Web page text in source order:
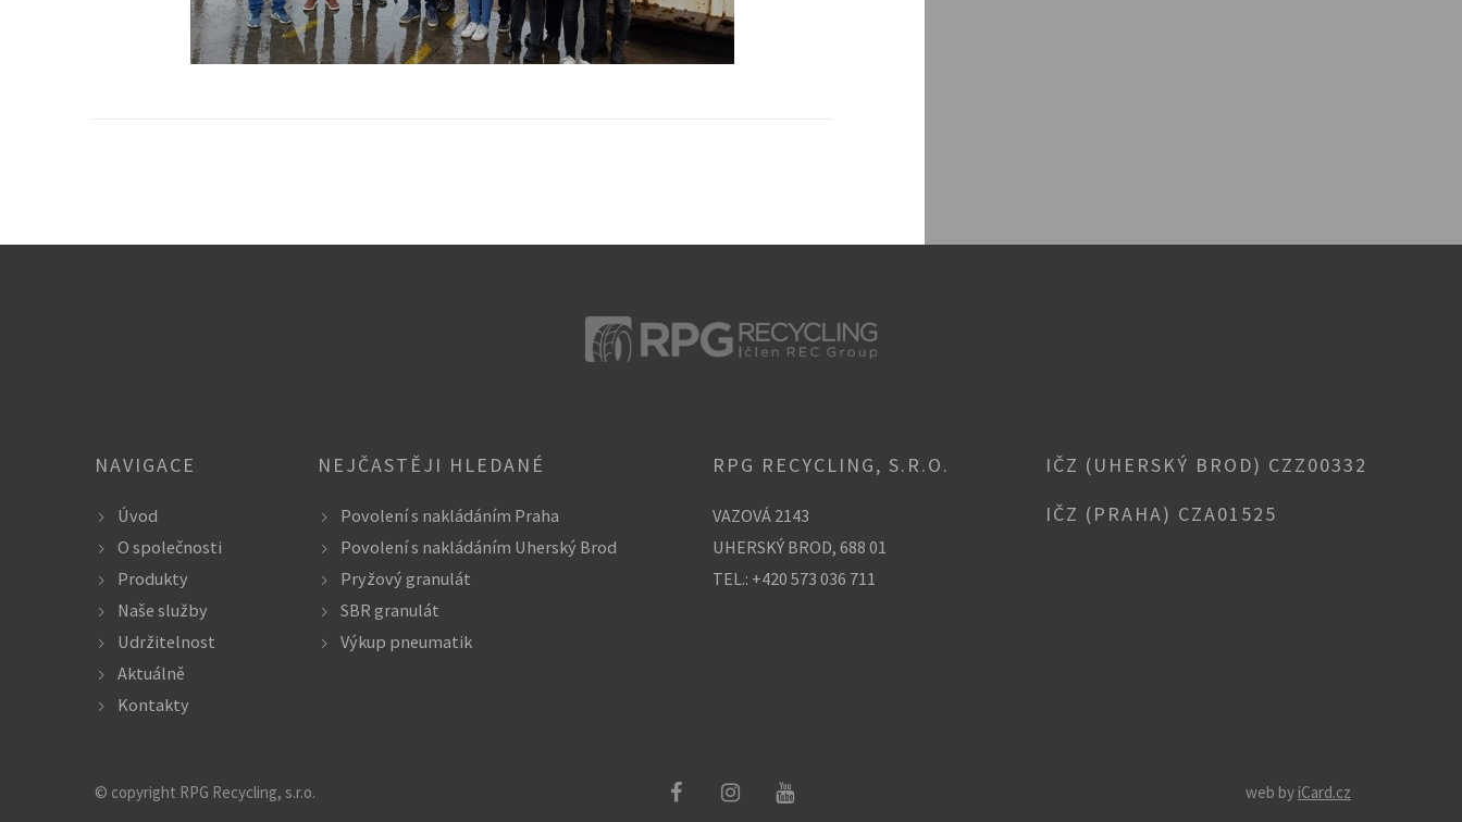
NAVIGACE
Úvod
O společnosti
Produkty
Naše služby
Udržitelnost
Aktuálně
Kontakty
NEJČASTĚJI HLEDANÉ
Povolení s nakládáním Praha
Povolení s nakládáním Uherský Brod
Pryžový granulát
SBR granulát
Výkup pneumatik
RPG RECYCLING, S.R.O.
VAZOVÁ 2143
UHERSKÝ BROD, 688 01
TEL.: +420 573 036 711
IČZ (UHERSKÝ BROD) CZZ00332
IČZ (PRAHA) CZA01525
© copyright RPG Recycling, s.r.o. web by iCard.cz